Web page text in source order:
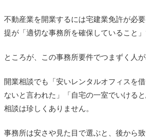
不動産業を開業するには宅建業免許が必
提が「適切な事務所を確保していること」
ところが、この事務所要件でつまずく人が
開業相談でも「安いレンタルオフィスを
ないと言われた」「自宅の一室でいける
相談は珍しくありません。
事務所は安さや見た目で選ぶと、後から